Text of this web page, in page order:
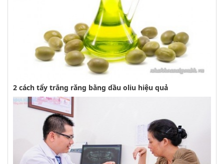
2 cách tẩy trắng răng bằng dầu oliu hiệu quả